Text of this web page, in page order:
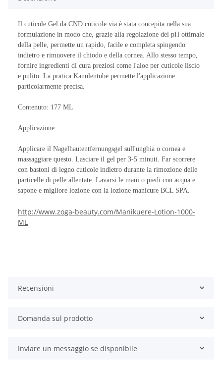
Il cuticole Gel da CND cuticole via è stata concepita nella sua
formulazione in modo che , grazie alla regolazione del pH ottimale
della pelle , permette un rapido, facile e completa spingendo
indietro e rimuovere il chiodo e della cornea Allo stesso tempo,
fornire ingredienti di cura preziosi come l'aloe per cuticole liscio
e pulito La pratica Kanülentube permette l'applicazione
particolarmente precisa
Contenuto: 177 ML
Applicazione:
Applicare il Nagelhautentfernungsgel sull'unghia o cornea e
massaggiare questo Lasciare il gel per 3-5 minuti Far scorrere
con bastoni di legno cuticole indietro durante la rimozione delle
particelle di pelle allentate Lavarsi le mani o piedi con acqua e
sapone e migliore lozione con la lozione manicure BCL SPA
http://www.zoga-beauty.com/Manikuere-Lotion-1000-
ML
Recensioni
Domanda sul prodotto
Inviare un messaggio se disponibile